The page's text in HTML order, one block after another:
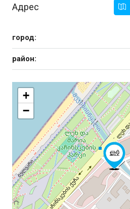
Адрес
город:
район:
+
−